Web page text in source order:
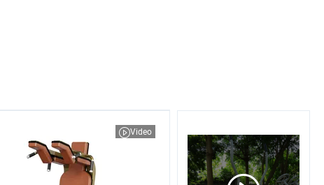
Video